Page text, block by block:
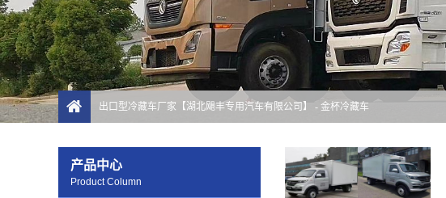
出口型冷藏车厂家【湖北飓丰专用汽车有限公司】 - 金杯冷藏车
产品中心
Product Column